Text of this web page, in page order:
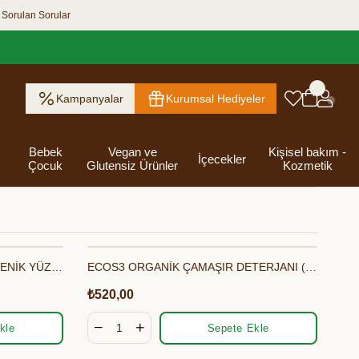
Sorulan Sorular
Kampanyalar Kurumsal Hediyeler
KartlarıGıdalar
Atıştırmalıklar
Ezme
Helva & Tahin &
Pekmez
Kahvaltılık
Bebek
Çocuk
Vegan ve
Glutensiz Ürünler
İçecekler
Kişisel bakım -
Kozmetik
ECOS3 ORGANİK ÇAMAŞIR DETERJANI (750 ML - 22 Yıkama)
₺520,00
Sepete Ekle